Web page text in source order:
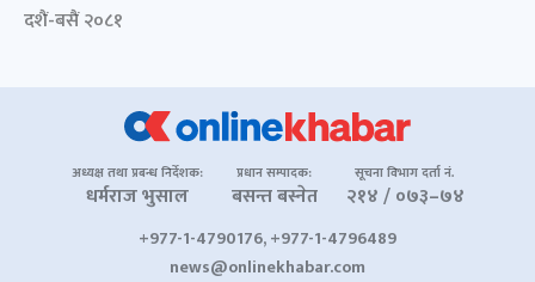
दशैं-बसैं २०८१
अध्यक्ष तथा प्रबन्ध निर्देशक:
धर्मराज भुसाल
प्रधान सम्पादक:
बसन्त बस्नेत
सूचना विभाग दर्ता नं.
२१४ / ०७३–७४
+977-1-4790176, +977-1-4796489
news@onlinekhabar.com